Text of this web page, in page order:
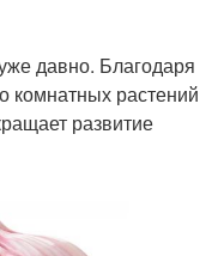
давно. Благодаря
комнатных растений
развитие